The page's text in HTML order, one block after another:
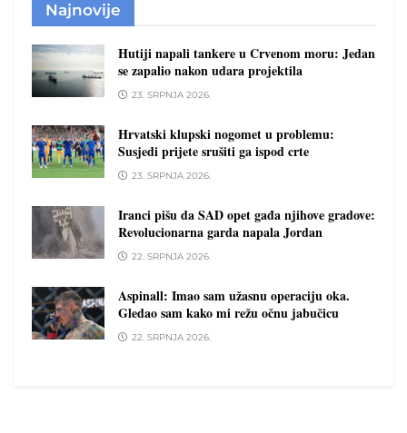
Najnovije
Hutiji napali tankere u Crvenom moru: Jedan
se zapalio nakon udara projektila
23. SRPNJA 2026.
Hrvatski klupski nogomet u problemu:
Susjedi prijete srušiti ga ispod crte
23. SRPNJA 2026.
Iranci pišu da SAD opet gađa njihove gradove:
Revolucionarna garda napala Jordan
22. SRPNJA 2026.
Aspinall: Imao sam užasnu operaciju oka.
Gledao sam kako mi režu očnu jabučicu
22. SRPNJA 2026.